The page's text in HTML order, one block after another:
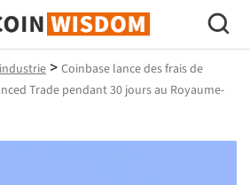
Sagesse
> Coinbase lance des frais de
Trade pendant 30 jours au Royaume-